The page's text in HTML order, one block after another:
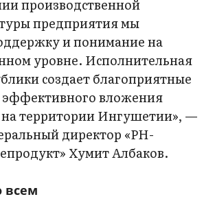
производственной
предприятия мы
и понимание на
уровне. Исполнительная
создает благоприятные
эффективного вложения
территории Ингушетии», —
директор «РН-
Хумит Албаков.
всем